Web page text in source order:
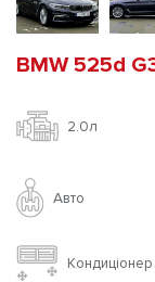
BMW 525d
2.0л
Авто
Кондиціонер